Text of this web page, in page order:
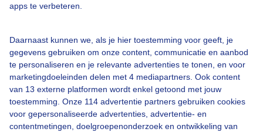
apps te verbeteren.
Daarnaast kunnen we, als je hier toestemming voor geeft, je
gegevens gebruiken om onze content, communicatie en aanbod
te personaliseren en je relevante advertenties te tonen, en voor
marketingdoeleinden delen met 4 mediapartners. Ook content
van 13 externe platformen wordt enkel getoond met jouw
toestemming. Onze 114 advertentie partners gebruiken cookies
voor gepersonaliseerde advertenties, advertentie- en
contentmetingen, doelgroepenonderzoek en ontwikkeling van
Over Buienradar